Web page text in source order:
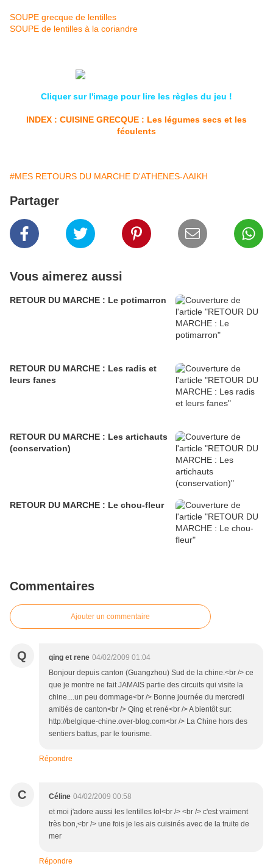
SOUPE grecque de lentilles
SOUPE de lentilles à la coriandre
Cliquer sur l'image pour lire les règles du jeu !
INDEX : CUISINE GRECQUE : Les légumes secs et les
féculents
#MES RETOURS DU MARCHE D'ATHENES-ΛΑΙΚΗ
Partager
Vous aimerez aussi
RETOUR DU MARCHE : Le potimarron
RETOUR DU MARCHE : Les radis et
leurs fanes
RETOUR DU MARCHE : Les artichauts
(conservation)
RETOUR DU MARCHE : Le chou-fleur
Commentaires
Ajouter un commentaire
Q qing et rene 04/02/2009 01:04
Bonjour depuis canton (Guangzhou) Sud de la chine.<br /> ce
que je montre ne fait JAMAIS partie des circuits qui visite la
chine....un peu dommage<br /> Bonne journée du mercredi
amitiés de canton<br /> Qing et rené<br /> A bientôt sur:
http://belgique-chine.over-blog.com<br /> La Chine hors des
sentiers battus, par le tourisme.
Répondre
C Céline 04/02/2009 00:58
et moi j'adore aussi les lentilles lol<br /> <br /> c'est vraiment
très bon,<br /> une fois je les ais cuisinés avec de la truite de
mer
Répondre